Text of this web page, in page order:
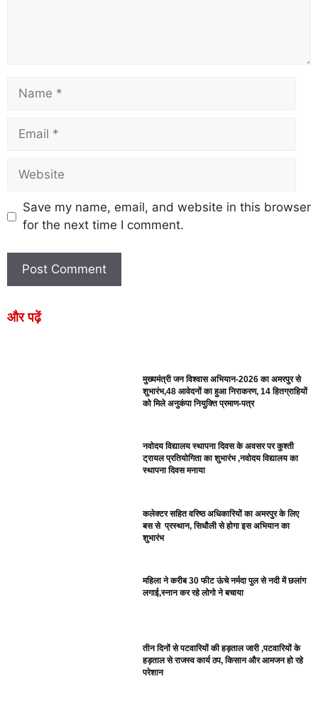
Save my name, email, and website in this browser
for the next time I comment.
और पढ़ें
मुख्यमंत्री जन विश्वास अभियान-2026 का अमरपुर से
शुभारंभ,48 आवेदनों का हुआ निराकरण, 14 हितग्राहियों
को मिले अनुकंपा नियुक्ति प्रमाण-पत्र
नवोदय विद्यालय स्थापना दिवस के अवसर पर कुश्ती
ट्रायल प्रतियोगिता का शुभारंभ ,नवोदय विद्यालय का
स्थापना दिवस मनाया
कलेक्टर सहित वरिष्ठ अधिकारियों का अमरपुर के लिए
बस से प्रस्थान, सिधौली से होगा इस अभियान का
शुभारंभ
महिला ने करीब 30 फीट ऊंचे नर्मदा पुल से नदी में छलांग
लगाई,स्नान कर रहे लोगो ने बचाया
तीन दिनों से पटवारियों की हड़ताल जारी ,पटवारियों के
हड़ताल से राजस्व कार्य ठप, किसान और आमजन हो रहे
परेशान